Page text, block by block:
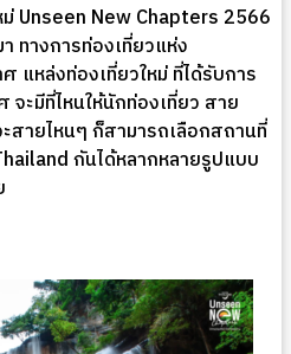
Unseen New Chapters 2566
ทางการท่องเที่ยวแห่ง
แหล่งท่องเที่ยวใหม่ ที่ได้รับการ
จะมีที่ไหนให้นักท่องเที่ยว สาย
ายไหนๆ ก็สามารถเลือกสถานที่
กันได้หลากหลายรูปแบบ